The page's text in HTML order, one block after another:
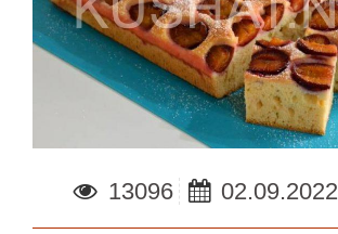
13096 02.09.2022